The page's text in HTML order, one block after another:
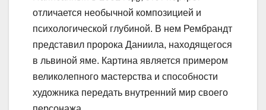
отличается необычной композицией и
психологической глубиной. В нем Рембрандт
представил пророка Даниила, находящегося
в львиной яме. Картина является примером
великолепного мастерства и способности
художника передать внутренний мир своего